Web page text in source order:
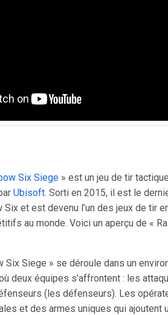
Six Siege» est un jeu de tir
Ubisoft. Sorti en 2015, il est le
Six et est devenu l’un des jeux de tir
au monde. Voici un aperçu de «
Six Siege » se déroule dans un
deux équipes s’affrontent : les
(les défenseurs). Les
et des armes uniques qui ajoutent